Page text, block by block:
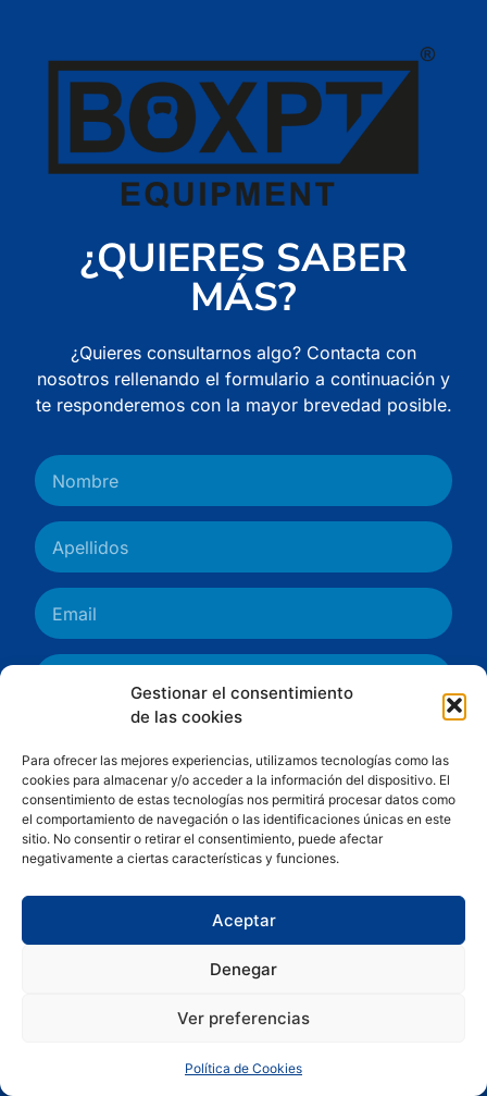
Gestionar el consentimiento
de las cookies
Para ofrecer las mejores experiencias, utilizamos tecnologías como las
cookies para almacenar y/o acceder a la información del dispositivo. El
consentimiento de estas tecnologías nos permitirá procesar datos como
el comportamiento de navegación o las identificaciones únicas en este
sitio. No consentir o retirar el consentimiento, puede afectar
negativamente a ciertas características y funciones.
Aceptar
Denegar
Ver preferencias
Política de Cookies
¿QUIERES SABER
MÁS?
¿Quieres consultarnos algo? Contacta con
nosotros rellenando el formulario a continuación y
te responderemos con la mayor brevedad posible.
He leído y acepto lapolítica de privacidad
ENVIAR
DISTRIBUIDOR OFICIAL DE: